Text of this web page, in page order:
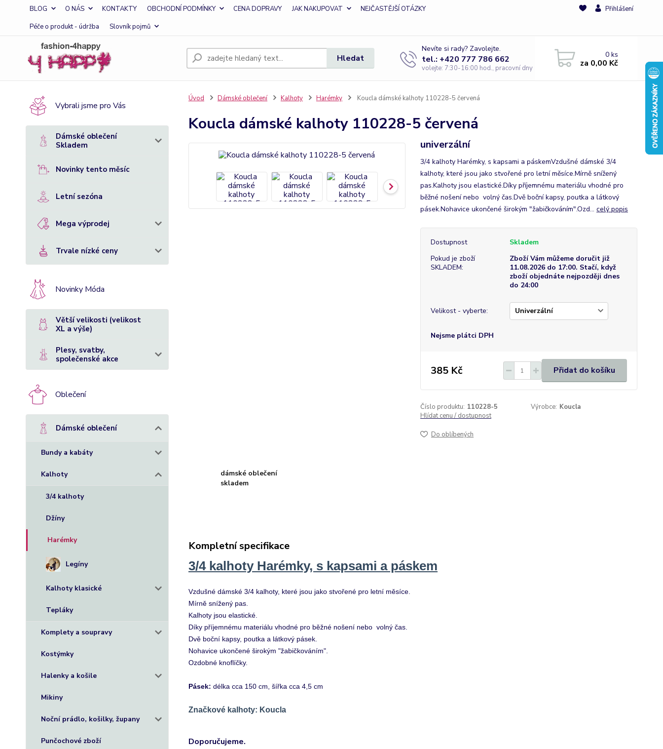
BLOG O NÁS KONTAKTY OBCHODNÍ PODMÍNKY CENA DOPRAVY JAK NAKUPOVAT
NEJČASTĚJŠÍ OTÁZKY
Péče o produkt - údržba
Slovník pojmů
Přihlášení
Hledat
Nevíte si rady? Zavolejte.
tel.: +420 777 786 662
volejte: 7:30-16:00 hod., pracovní dny
0ks
za 0,00 Kč
Vybrali jsme pro Vás
Dámské oblečení
Skladem
Novinky tento měsíc
Letní sezóna
Mega výprodej
Trvale nízké ceny
Novinky Móda
Větší velikosti (velikost
XL a výše)
Plesy, svatby,
společenské akce
Oblečení
Dámské oblečení
Bundy a kabáty
Kalhoty
3/4 kalhoty
Džíny
Harémky
Legíny
Kalhoty klasické
Tepláky
Komplety a soupravy
Kostýmky
Halenky a košile
Mikiny
Noční prádlo, košilky, župany
Punčochové zboží
Úvod Dámské oblečení Kalhoty Harémky Koucla dámské kalhoty 110228-5 červená
Koucla dámské kalhoty 110228-5 červená
univerzální
3/4 kalhoty Harémky, s kapsami a páskemVzdušné dámské 3/4
kalhoty, které jsou jako stvořené pro letní měsíce.Mírně snížený
pas.Kalhoty jsou elastické.Díky příjemnému materiálu vhodné pro
běžné nošení nebo volný čas.Dvě boční kapsy, poutka a látkový
pásek.Nohavice ukončené širokým "žabičkováním".Ozd... celý popis
Dostupnost
Skladem
Pokud je zboží
SKLADEM:
Zboží Vám můžeme doručit již
11.08.2026 do 17:00. Stačí, když
zboží objednáte nejpozději dnes
do 24:00
Velikost - vyberte:
Nejsme plátci DPH
385 Kč Přidat do košíku
Číslo produktu: 110228-5 Výrobce: Koucla
Hlídat cenu / dostupnost
Do oblíbených
dámské oblečení
skladem
Kompletní specifikace
3/4 kalhoty Harémky, s kapsami a páskem
Vzdušné dámské 3/4 kalhoty, které jsou jako stvořené pro letní měsíce.
Mírně snížený pas.
Kalhoty jsou elastické.
Díky příjemnému materiálu vhodné pro běžné nošení nebo volný čas.
Dvě boční kapsy, poutka a látkový pásek.
Nohavice ukončené širokým "žabičkováním".
Ozdobné knoflíčky.
Pásek: délka cca 150 cm, šířka cca 4,5 cm
Značkové kalhoty: Koucla
Doporučujeme.